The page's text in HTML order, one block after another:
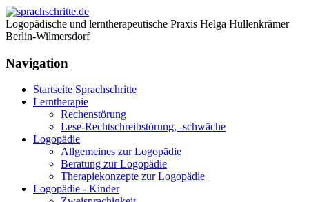
Logopädische und lerntherapeutische Praxis Helga Hüllenkrämer
Berlin-Wilmersdorf
Navigation
Startseite Sprachschritte
Lerntherapie
Rechenstörung
Lese-Rechtschreibstörung, -schwäche
Logopädie
Allgemeines zur Logopädie
Beratung zur Logopädie
Therapiekonzepte zur Logopädie
Logopädie - Kinder